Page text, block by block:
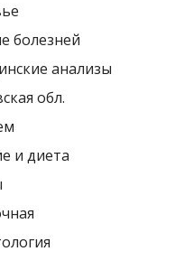
болезней
анализы
обл.
и диета